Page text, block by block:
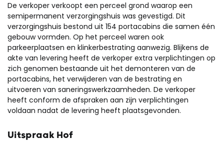
De verkoper verkoopt een perceel grond waarop een
semipermanent verzorgingshuis was gevestigd. Dit
verzorgingshuis bestond uit 154 portacabins die samen één
gebouw vormden. Op het perceel waren ook
parkeerplaatsen en klinkerbestrating aanwezig. Blijkens de
akte van levering heeft de verkoper extra verplichtingen op
zich genomen bestaande uit het demonteren van de
portacabins, het verwijderen van de bestrating en
uitvoeren van saneringswerkzaamheden. De verkoper
heeft conform de afspraken aan zijn verplichtingen
voldaan nadat de levering heeft plaatsgevonden.
Uitspraak Hof